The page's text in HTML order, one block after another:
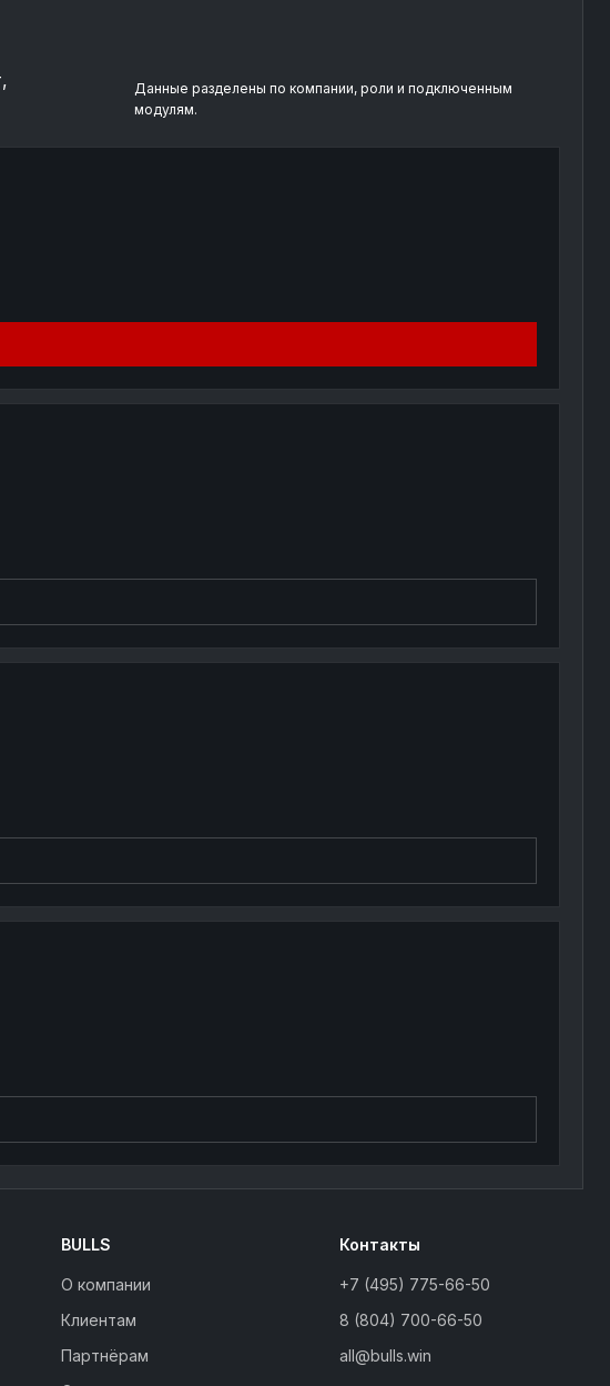
Данные разделены по компании, роли и подключенным
модулям.
BULLS
О компании
Клиентам
Партнёрам
Контакты
+7 (495) 775-66-50
8 (804) 700-66-50
all@bulls.win